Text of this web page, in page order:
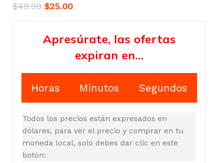
$49.99 $25.00
Apresúrate, las ofertas
expiran en…
Horas Minutos Segundos
Todos los precios están expresados en
dólares, para ver el precio y comprar en tu
moneda local, solo debes dar clic en este
botón: